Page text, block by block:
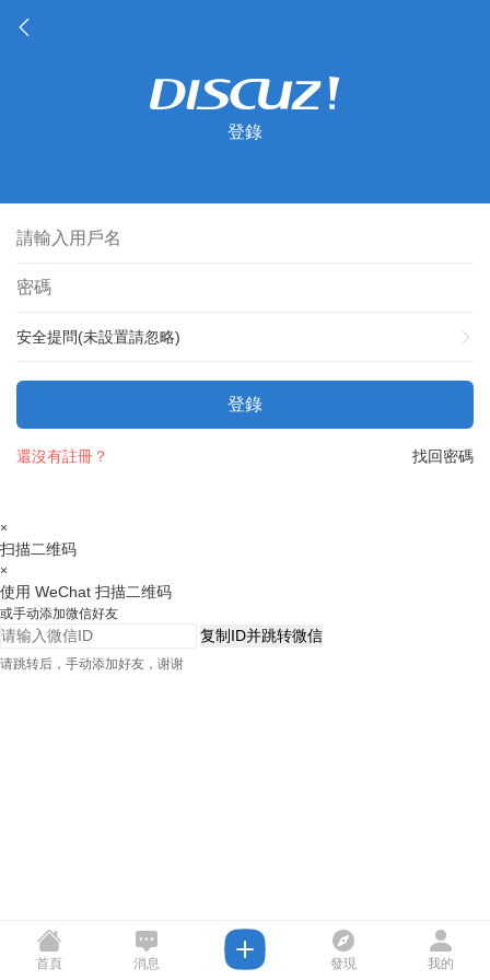
登錄
安全提問(未設置請忽略)
登錄
找回密碼
還沒有註冊？
×
扫描二维码
×
使用 WeChat 扫描二维码
或手动添加微信好友
复制ID并跳转微信
请跳转后，手动添加好友，谢谢
首頁 消息 發現 我的